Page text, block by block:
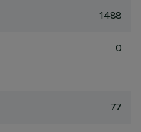
1488
0
77